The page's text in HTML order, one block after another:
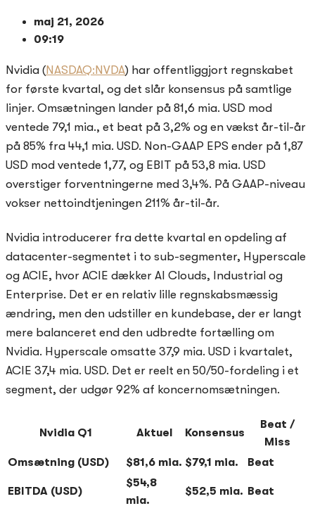
maj 21, 2026
09:19
Nvidia (NASDAQ:NVDA) har offentliggjort regnskabet
for første kvartal, og det slår konsensus på samtlige
linjer. Omsætningen lander på 81,6 mia. USD mod
ventede 79,1 mia., et beat på 3,2% og en vækst år-til-år
på 85% fra 44,1 mia. USD. Non-GAAP EPS ender på 1,87
USD mod ventede 1,77, og EBIT på 53,8 mia. USD
overstiger forventningerne med 3,4%. På GAAP-niveau
vokser nettoindtjeningen 211% år-til-år.
Nvidia introducerer fra dette kvartal en opdeling af
datacenter-segmentet i to sub-segmenter, Hyperscale
og ACIE, hvor ACIE dækker AI Clouds, Industrial og
Enterprise. Det er en relativ lille regnskabsmæssig
ændring, men den udstiller en kundebase, der er langt
mere balanceret end den udbredte fortælling om
Nvidia. Hyperscale omsatte 37,9 mia. USD i kvartalet,
ACIE 37,4 mia. USD. Det er reelt en 50/50-fordeling i et
segment, der udgør 92% af koncernomsætningen.
Nvidia Q1 Aktuel Konsensus
Beat /
Miss
Omsætning (USD)
$81,6 mia. $79,1 mia. Beat
EBITDA (USD)
$54,8
mia.
$52,5 mia. Beat